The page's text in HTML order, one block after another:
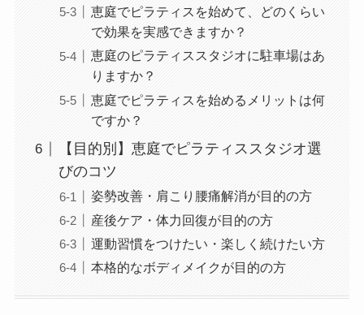
恵庭でピラティスを始めて、どのくらい
で効果を実感できますか？
恵庭のピラティススタジオに駐車場はあ
りますか？
恵庭でピラティスを始めるメリットは何
ですか？
【目的別】恵庭でピラティススタジオ選
びのコツ
姿勢改善・肩こり腰痛解消が目的の方
産後ケア・体力回復が目的の方
運動習慣をつけたい・楽しく続けたい方
本格的なボディメイクが目的の方